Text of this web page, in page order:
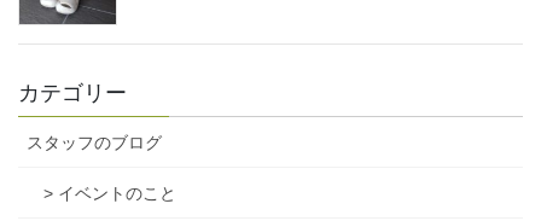
カテゴリー
スタッフのブログ
> イベントのこと